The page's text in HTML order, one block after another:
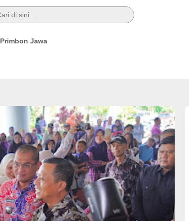
Primbon Jawa
Buntut Dugaan Kredit
Rumah Bermasalah di